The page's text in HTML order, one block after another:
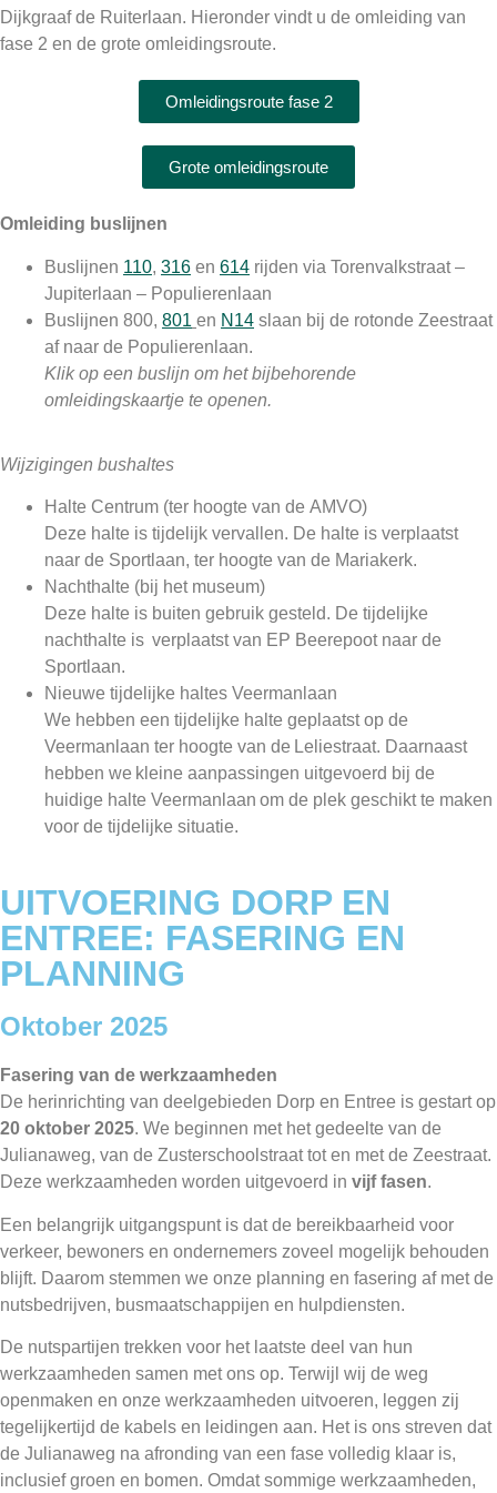
Dijkgraaf de Ruiterlaan. Hieronder vindt u de omleiding van
fase 2 en de grote omleidingsroute.
Omleidingsroute fase 2
Grote omleidingsroute
Omleiding buslijnen
Buslijnen 110, 316 en 614 rijden via Torenvalkstraat –
Jupiterlaan – Populierenlaan
Buslijnen 800, 801 en N14 slaan bij de rotonde Zeestraat
af naar de Populierenlaan.
Klik op een buslijn om het bijbehorende
omleidingskaartje te openen.
Wijzigingen bushaltes
Halte Centrum (ter hoogte van de AMVO)
Deze halte is tijdelijk vervallen. De halte is verplaatst
naar de Sportlaan, ter hoogte van de Mariakerk.
Nachthalte (bij het museum)
Deze halte is buiten gebruik gesteld. De tijdelijke
nachthalte is verplaatst van EP Beerepoot naar de
Sportlaan.
Nieuwe tijdelijke haltes Veermanlaan
We hebben een tijdelijke halte geplaatst op de
Veermanlaan ter hoogte van de Leliestraat. Daarnaast
hebben we kleine aanpassingen uitgevoerd bij de
huidige halte Veermanlaan om de plek geschikt te maken
voor de tijdelijke situatie.
UITVOERING DORP EN
ENTREE: FASERING EN
PLANNING
Oktober 2025
Fasering van de werkzaamheden
De herinrichting van deelgebieden Dorp en Entree is gestart op
20 oktober 2025. We beginnen met het gedeelte van de
Julianaweg, van de Zusterschoolstraat tot en met de Zeestraat.
Deze werkzaamheden worden uitgevoerd in vijf fasen.
Een belangrijk uitgangspunt is dat de bereikbaarheid voor
verkeer, bewoners en ondernemers zoveel mogelijk behouden
blijft. Daarom stemmen we onze planning en fasering af met de
nutsbedrijven, busmaatschappijen en hulpdiensten.
De nutspartijen trekken voor het laatste deel van hun
werkzaamheden samen met ons op. Terwijl wij de weg
openmaken en onze werkzaamheden uitvoeren, leggen zij
tegelijkertijd de kabels en leidingen aan. Het is ons streven dat
de Julianaweg na afronding van een fase volledig klaar is,
inclusief groen en bomen. Omdat sommige werkzaamheden,